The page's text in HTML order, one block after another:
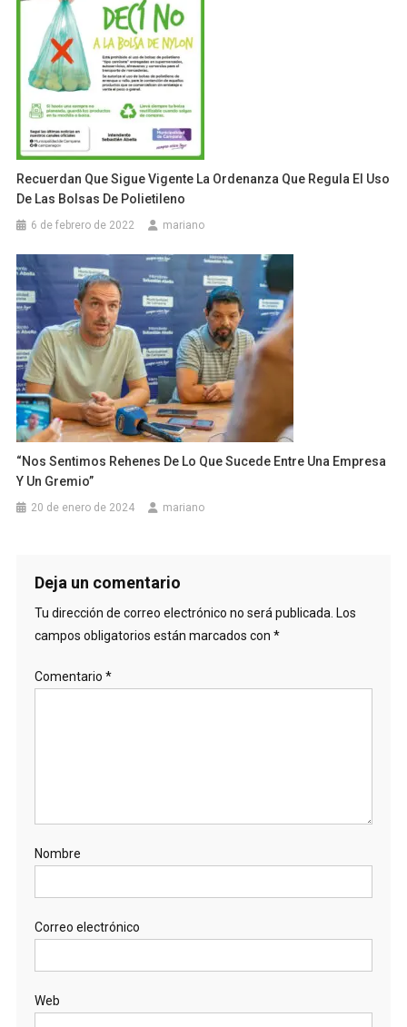
Recuerdan Que Sigue Vigente La Ordenanza Que Regula El Uso
De Las Bolsas De Polietileno
6 de febrero de 2022 mariano
“Nos Sentimos Rehenes De Lo Que Sucede Entre Una Empresa
Y Un Gremio”
20 de enero de 2024 mariano
Deja un comentario
Tu dirección de correo electrónico no será publicada. Los
campos obligatorios están marcados con *
Comentario *
Nombre
Correo electrónico
Web